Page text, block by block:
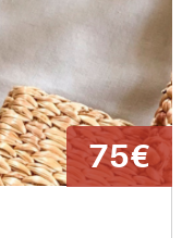
75€